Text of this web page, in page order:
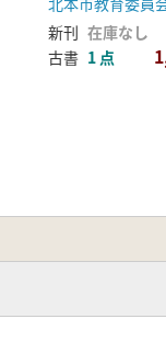
新刊 在庫なし
古書 1 点